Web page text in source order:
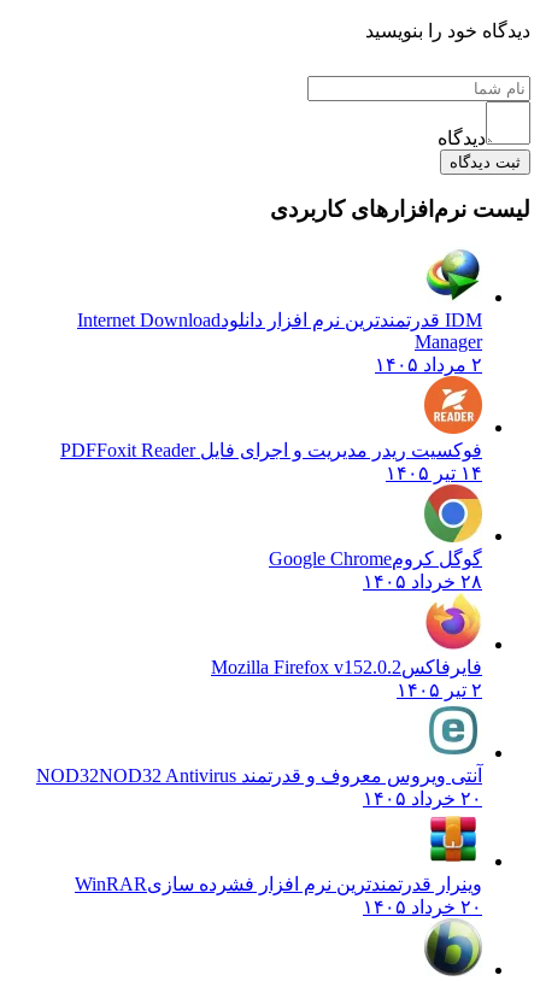
دیدگاه خود را بنویسید
دیدگاه
ثبت دیدگاه
لیست نرم‌افزارهای کاربردی
IDM قدرتمندترین نرم افزار دانلود
Internet Download
Manager
۲ مرداد ۱۴۰۵
فوکسیت ریدر مدیریت و اجرای فایل PDFFoxit Reader
۱۴ تیر ۱۴۰۵
گوگل کرومGoogle Chrome
۲۸ خرداد ۱۴۰۵
فایرفاکسMozilla Firefox v152.0.2
۲ تیر ۱۴۰۵
آنتی ویروس معروف و قدرتمند NOD32 NOD32 Antivirus
۲۰ خرداد ۱۴۰۵
وینرار قدرتمندترین نرم افزار فشرده سازیWinRAR
۲۰ خرداد ۱۴۰۵